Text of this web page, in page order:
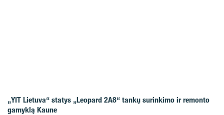
„YIT Lietuva“ statys „Leopard 2A8“ tankų surinkimo ir remonto
gamyklą Kaune